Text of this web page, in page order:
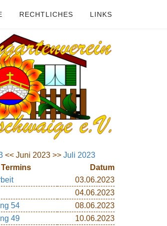
RECHTLICHES LINKS
<< Juni 2023 >> Juli 2023
Datum
03.06.2023
04.06.2023
54
08.06.2023
49
10.06.2023